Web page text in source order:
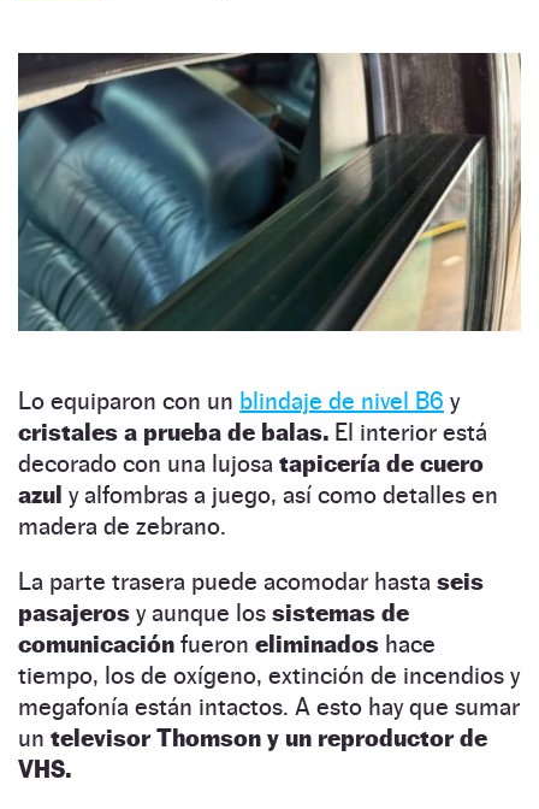
Lo equiparon con un blindaje de nivel B6 y
cristales a prueba de balas. El interior está
decorado con una lujosa tapicería de cuero
azul y alfombras a juego, así como detalles en
madera de zebrano.
La parte trasera puede acomodar hasta seis
pasajeros y aunque los sistemas de
comunicación fueron eliminados hace
tiempo, los de oxígeno, extinción de incendios y
megafonía están intactos. A esto hay que sumar
un televisor Thomson y un reproductor de
VHS.